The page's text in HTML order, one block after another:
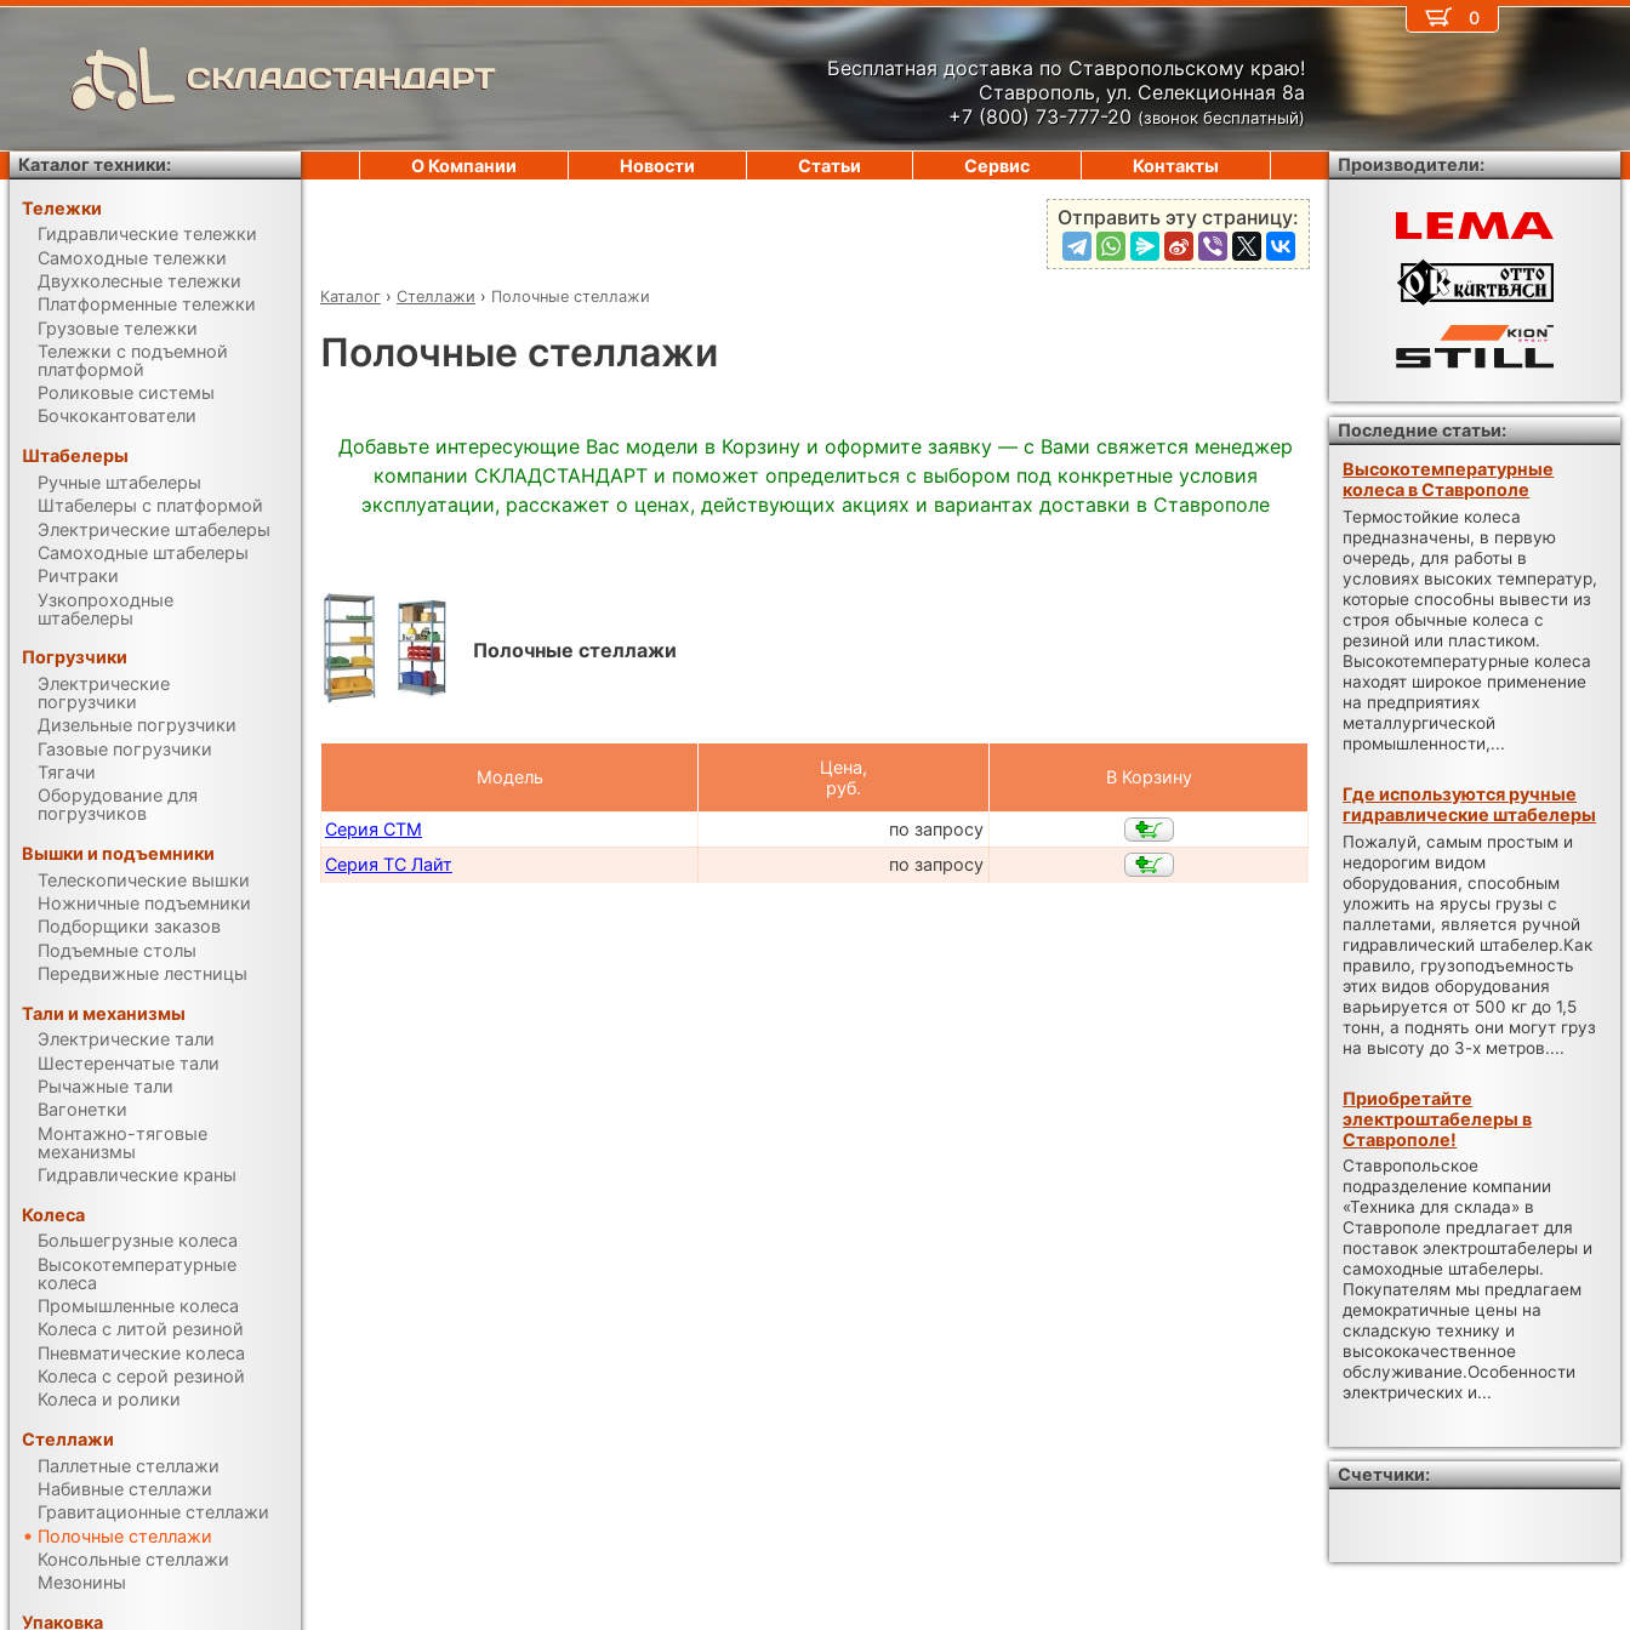
СКЛАДСТАНДАРТ
Бесплатная доставка по Ставропольскому краю!
Ставрополь, ул. Селекционная 8а
+7 (800) 73-777-20 (звонок бесплатный)
Отправить эту страницу:
Каталог › Стеллажи › Полочные стеллажи
Полочные стеллажи
Добавьте интересующие Вас модели в Корзину и оформите заявку — с Вами свяжется менеджер
компании СКЛАДСТАНДАРТ и поможет определиться с выбором под конкретные условия
эксплуатации, расскажет о ценах, действующих акциях и вариантах доставки в Ставрополе
Полочные стеллажи
Модель
Цена,
руб.
В Корзину
Серия СТМ
по запросу
Серия ТС Лайт
по запросу
0
О Компании Новости Статьи Сервис Контакты
Каталог техники:
Тележки
Гидравлические тележки
Самоходные тележки
Двухколесные тележки
Платформенные тележки
Грузовые тележки
Тележки с подъемной
платформой
Роликовые системы
Бочкокантователи
Штабелеры
Ручные штабелеры
Штабелеры с платформой
Электрические штабелеры
Самоходные штабелеры
Ричтраки
Узкопроходные
штабелеры
Погрузчики
Электрические
погрузчики
Дизельные погрузчики
Газовые погрузчики
Тягачи
Оборудование для
погрузчиков
Вышки и подъемники
Телескопические вышки
Ножничные подъемники
Подборщики заказов
Подъемные столы
Передвижные лестницы
Тали и механизмы
Электрические тали
Шестеренчатые тали
Рычажные тали
Вагонетки
Монтажно-тяговые
механизмы
Гидравлические краны
Колеса
Большегрузные колеса
Высокотемпературные
колеса
Промышленные колеса
Колеса с литой резиной
Пневматические колеса
Колеса с серой резиной
Колеса и ролики
Стеллажи
Паллетные стеллажи
Набивные стеллажи
Гравитационные стеллажи
Полочные стеллажи
Консольные стеллажи
Мезонины
Упаковка
Производители:
Последние статьи:
Высокотемпературные
колеса в Ставрополе
Термостойкие колеса
предназначены, в первую
очередь, для работы в
условиях высоких температур,
которые способны вывести из
строя обычные колеса с
резиной или пластиком.
Высокотемпературные колеса
находят широкое применение
на предприятиях
металлургической
промышленности,...
Где используются ручные
гидравлические штабелеры
Пожалуй, самым простым и
недорогим видом
оборудования, способным
уложить на ярусы грузы с
паллетами, является ручной
гидравлический штабелер.Как
правило, грузоподъемность
этих видов оборудования
варьируется от 500 кг до 1,5
тонн, а поднять они могут груз
на высоту до 3-х метров....
Приобретайте
электроштабелеры в
Ставрополе!
Ставропольское
подразделение компании
«Техника для склада» в
Ставрополе предлагает для
поставок электроштабелеры и
самоходные штабелеры.
Покупателям мы предлагаем
демократичные цены на
складскую технику и
высококачественное
обслуживание.Особенности
электрических и...
Счетчики: